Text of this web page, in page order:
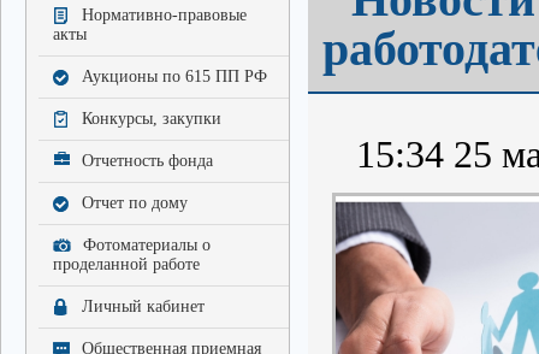
Нормативно-правовые
акты
Аукционы по 615 ПП РФ
Конкурсы, закупки
Отчетность фонда
Отчет по дому
Фотоматериалы о
проделанной работе
Личный кабинет
Общественная приемная
15:34 25